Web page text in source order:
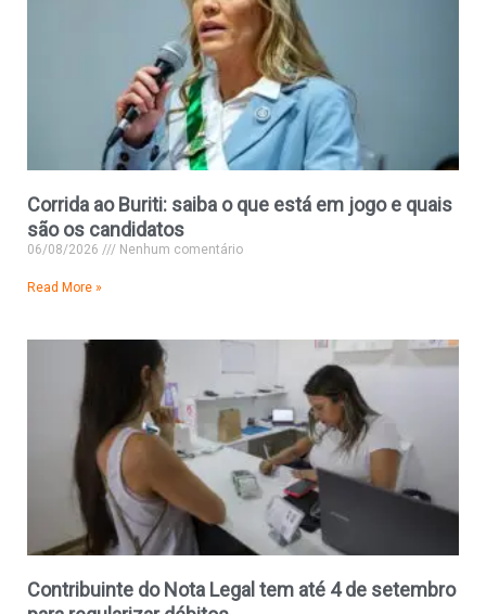
Corrida ao Buriti: saiba o que está em jogo e quais
são os candidatos
06/08/2026 Nenhum comentário
Read More »
Contribuinte do Nota Legal tem até 4 de setembro